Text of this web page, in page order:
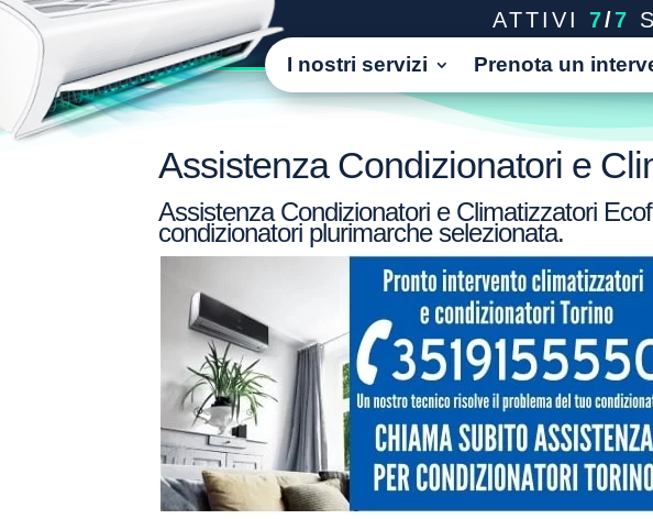
ATTIVI 7/7
I nostri servizi Prenota un
Assistenza Condizionatori e
Assistenza Condizionatori e Climatizzatori
condizionatori plurimarche selezionata.